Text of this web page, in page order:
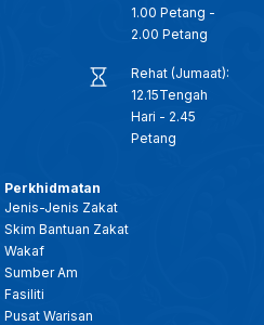
1.00 Petang -
2.00 Petang
Rehat (Jumaat):
12.15Tengah
Hari - 2.45
Petang
Perkhidmatan
Jenis-Jenis Zakat
Skim Bantuan Zakat
Wakaf
Sumber Am
Fasiliti
Pusat Warisan